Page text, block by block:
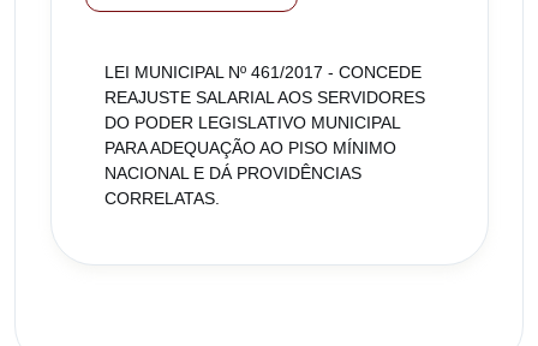
LEI MUNICIPAL Nº 461/2017 - CONCEDE
REAJUSTE SALARIAL AOS SERVIDORES
DO PODER LEGISLATIVO MUNICIPAL
PARA ADEQUAÇÃO AO PISO MÍNIMO
NACIONAL E DÁ PROVIDÊNCIAS
CORRELATAS.